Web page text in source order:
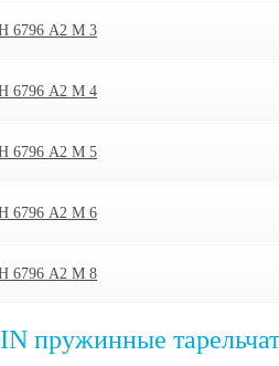
6796 А2 M 3
6796 А2 M 4
6796 А2 M 5
6796 А2 M 6
6796 А2 M 8
пружинные